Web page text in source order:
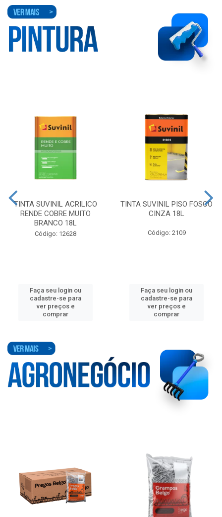
TINTA SUVINIL ACRILICO
RENDE COBRE MUITO
BRANCO 18L
Código: 12628
Faça seu login ou
cadastre-se para
ver preços e
comprar
TINTA SUVINIL PISO FOSCO
CINZA 18L
Código: 2109
Faça seu login ou
cadastre-se para
ver preços e
comprar